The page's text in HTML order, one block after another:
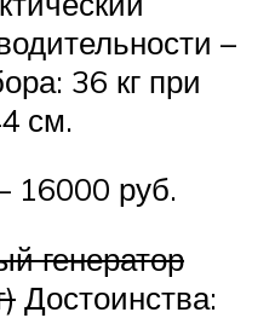
–
36 кг при
см.
16000 руб.
генератор
Достоинства: